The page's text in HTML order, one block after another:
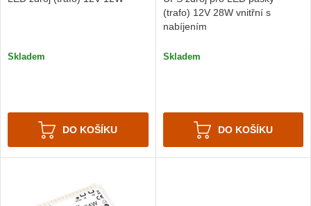
Skladem
DO KOŠÍKU
(trafo) 12V 28W vnitřní s
nabíjením
Skladem
DO KOŠÍKU